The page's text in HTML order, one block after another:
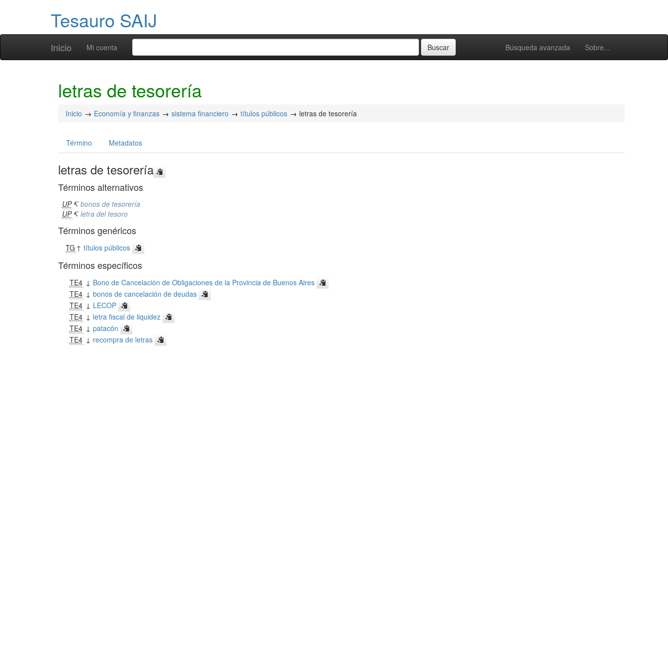
Tesauro SAIJ
Inicio Búsqueda avanzada Sobre...
Mi cuenta
letras de tesorería
Inicio Economía y finanzas sistema financiero títulos públicos letras de tesorería
Término Metadatos
letras de tesorería
Términos alternativos
UP ↸bonos de tesorería
UP ↸letra del tesoro
Términos genéricos
TG ↑títulos públicos
Términos específicos
TE4 ↓ Bono de Cancelación de Obligaciones de la Provincia de Buenos Aires
TE4 ↓ bonos de cancelación de deudas
TE4 ↓ LECOP
TE4 ↓ letra fiscal de liquidez
TE4 ↓ patacón
TE4 ↓ recompra de letras